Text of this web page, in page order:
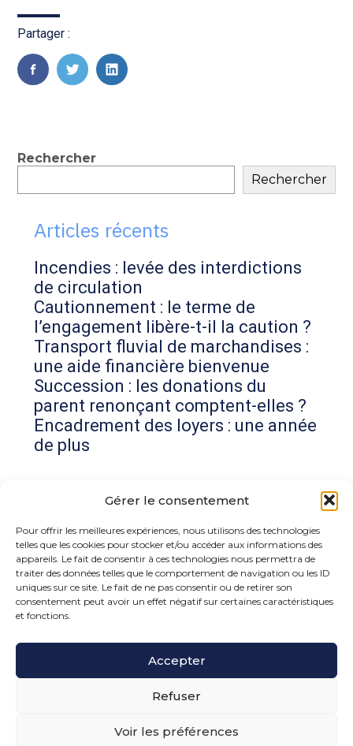
Gérer le consentement
Pour offrir les meilleures expériences, nous utilisons des technologies
telles que les cookies pour stocker et/ou accéder aux informations des
appareils. Le fait de consentir à ces technologies nous permettra de
traiter des données telles que le comportement de navigation ou les ID
uniques sur ce site. Le fait de ne pas consentir ou de retirer son
consentement peut avoir un effet négatif sur certaines caractéristiques
et fonctions.
Accepter
Refuser
Voir les préférences
Partager :
FaceBook
TwitterLinkedIn
Blog
sidebar
Rechercher
Rechercher
Articles récents
Incendies : levée des interdictions
de circulation
Cautionnement : le terme de
l’engagement libère-t-il la caution ?
Transport fluvial de marchandises :
une aide financière bienvenue
Succession : les donations du
parent renonçant comptent-elles ?
Encadrement des loyers : une année
de plus
Commentaires récents
Aucun commentaire à afficher.
15 rue de la Bonne Rencontre – 77860 Quincy
Voisins
PLAN DU SITE